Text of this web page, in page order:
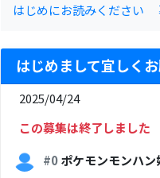
はじめにお読みください
はじめまして宜しく
2025/04/24
この募集は終了しました
#0ポケモンモンハン